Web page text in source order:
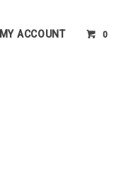
MY ACCOUNT 0